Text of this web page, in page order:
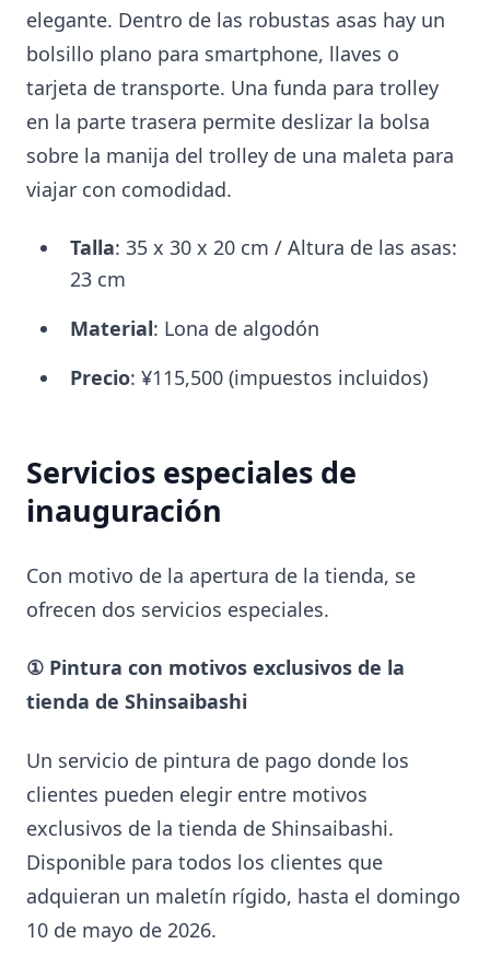
elegante. Dentro de las robustas asas hay un
bolsillo plano para smartphone, llaves o
tarjeta de transporte. Una funda para trolley
en la parte trasera permite deslizar la bolsa
sobre la manija del trolley de una maleta para
viajar con comodidad.
Talla: 35 x 30 x 20 cm / Altura de las asas:
23 cm
Material: Lona de algodón
Precio: ¥115,500 (impuestos incluidos)
Servicios especiales de
inauguración
Con motivo de la apertura de la tienda, se
ofrecen dos servicios especiales.
① Pintura con motivos exclusivos de la
tienda de Shinsaibashi
Un servicio de pintura de pago donde los
clientes pueden elegir entre motivos
exclusivos de la tienda de Shinsaibashi.
Disponible para todos los clientes que
adquieran un maletín rígido, hasta el domingo
10 de mayo de 2026.